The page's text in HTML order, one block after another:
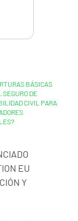
BÁSICAS
DE
CIVIL PARA
EU
Y